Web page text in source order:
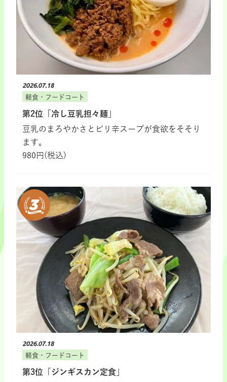
2026.07.18
軽食・フードコート
第2位「冷し豆乳担々麺」
豆乳のまろやかさとピリ辛スープが食欲をそそり
ます。
980円(税込)
2026.07.18
軽食・フードコート
第3位「ジンギスカン定食」